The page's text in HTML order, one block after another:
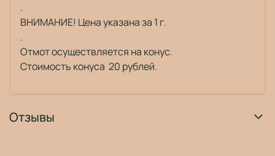
.
ВНИМАНИЕ! Цена указана за 1 г.
.
Отмот осуществляется на конус.
Стоимость конуса 20 рублей.
Отзывы